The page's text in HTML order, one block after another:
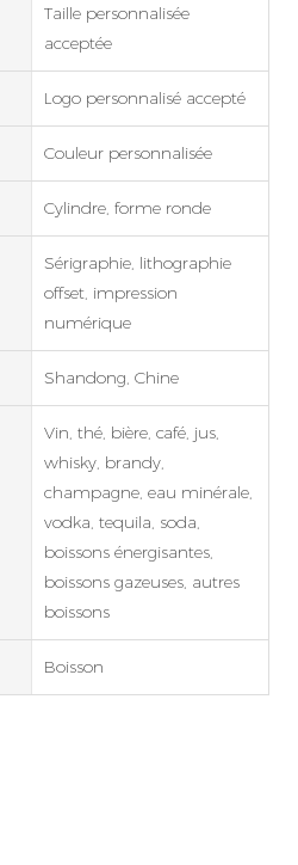
Taille personnalisée
acceptée
Logo personnalisé accepté
Couleur personnalisée
Cylindre, forme ronde
Sérigraphie, lithographie
offset, impression
numérique
Shandong, Chine
Vin, thé, bière, café, jus,
whisky, brandy,
champagne, eau minérale,
vodka, tequila, soda,
boissons énergisantes,
boissons gazeuses, autres
boissons
Boisson